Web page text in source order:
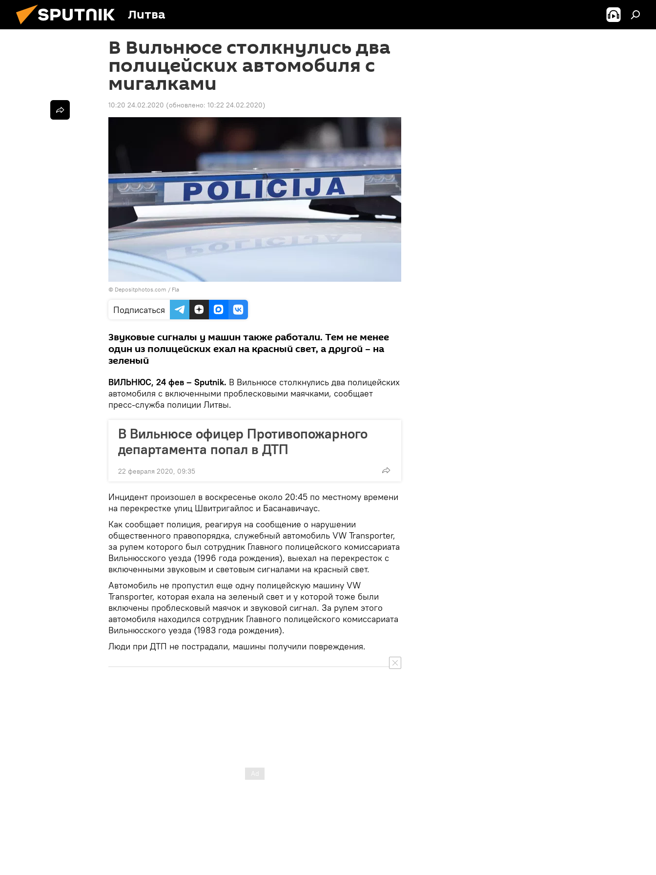
Литва
В Вильнюсе столкнулись два
полицейских автомобиля с
мигалками
10:20 24.02.2020 (обновлено: 10:22 24.02.2020)
© Depositphotos.com / Fla
Подписаться
Звуковые сигналы у машин также работали. Тем не менее
один из полицейских ехал на красный свет, а другой – на
зеленый
ВИЛЬНЮС, 24 фев – Sputnik. В Вильнюсе столкнулись два полицейских
автомобиля с включенными проблесковыми маячками, сообщает
пресс-служба полиции Литвы.
В Вильнюсе офицер Противопожарного
департамента попал в ДТП
22 февраля 2020, 09:35
Инцидент произошел в воскресенье около 20:45 по местному времени
на перекрестке улиц Швитригайлос и Басанавичаус.
Как сообщает полиция, реагируя на сообщение о нарушении
общественного правопорядка, служебный автомобиль VW Transporter,
за рулем которого был сотрудник Главного полицейского комиссариата
Вильнюсского уезда (1996 года рождения), выехал на перекресток с
включенными звуковым и световым сигналами на красный свет.
Автомобиль не пропустил еще одну полицейскую машину VW
Transporter, которая ехала на зеленый свет и у которой тоже были
включены проблесковый маячок и звуковой сигнал. За рулем этого
автомобиля находился сотрудник Главного полицейского комиссариата
Вильнюсского уезда (1983 года рождения).
Люди при ДТП не пострадали, машины получили повреждения.